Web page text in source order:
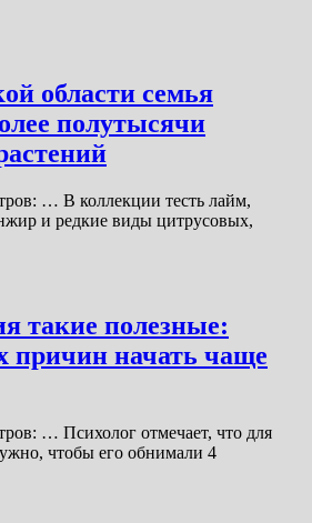
области семья
полутысячи
… В коллекции тесть лайм,
и редкие виды цитрусовых,
такие полезные:
причин начать чаще
… Психолог отмечает, что для
чтобы его обнимали 4